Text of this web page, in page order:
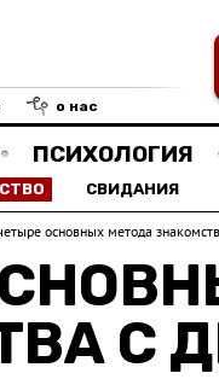
о нас
ПСИХОЛОГИЯ
СВИДАНИЯ
основных метода
С